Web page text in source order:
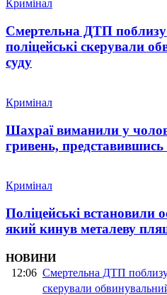
Кримінал
Смертельна ДТП
поліцейські скерували
суду
Кримінал
Шахраї виманили у
гривень,
Кримінал
Поліцейські встановили
який кинув металеву
НОВИНИ
12:06 Смертельна ДТП поблизу
скерували